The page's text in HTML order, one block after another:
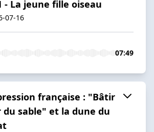
- La jeune fille oiseau
07-16
07:49
française : "Bâtir
du sable" et la dune du